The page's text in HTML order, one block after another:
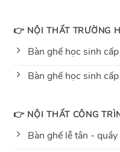
👉 NỘI THẤT TRƯỜNG
Bàn ghế học sinh
Bàn ghế học sinh
👉 NỘI THẤT CÔNG
Bàn ghế lễ tân -